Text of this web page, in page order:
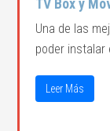
Una de las
poder instalar
Leer Más